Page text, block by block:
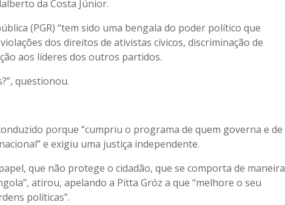
da Costa Júnior.
(PGR) “tem sido uma bengala do poder político que
dos direitos de ativistas cívicos, discriminação de
aos líderes dos outros partidos.
questionou.
porque “cumpriu o programa de quem governa e de
e exigiu uma justiça independente.
que não protege o cidadão, que se comporta de maneira
atirou, apelando a Pitta Gróz a que “melhore o seu
políticas”.